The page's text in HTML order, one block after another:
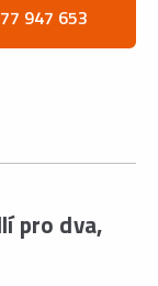
947 653
pro dva,